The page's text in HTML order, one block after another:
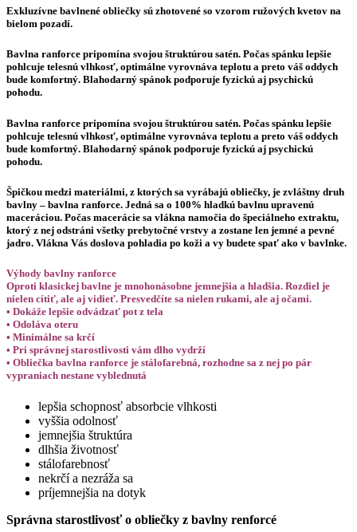
Exkluzívne bavlnené obliečky sú zhotovené so vzorom ružových kvetov na
bielom pozadí.
Bavlna ranforce pripomína svojou štruktúrou satén. Počas spánku lepšie
pohlcuje telesnú vlhkosť, optimálne vyrovnáva teplotu a preto váš oddych
bude komfortný. Blahodarný spánok podporuje fyzickú aj psychickú
pohodu.
Bavlna ranforce pripomína svojou štruktúrou satén. Počas spánku lepšie
pohlcuje telesnú vlhkosť, optimálne vyrovnáva teplotu a preto váš oddych
bude komfortný. Blahodarný spánok podporuje fyzickú aj psychickú
pohodu.
Špičkou medzi materiálmi, z ktorých sa vyrábajú obliečky, je zvláštny druh
bavlny – bavlna ranforce. Jedná sa o 100% hladkú bavlnu upravenú
maceráciou. Počas macerácie sa vlákna namočia do špeciálneho extraktu,
ktorý z nej odstráni všetky prebytočné vrstvy a zostane len jemné a pevné
jadro. Vlákna Vás doslova pohladia po koži a vy budete spať ako v bavlnke.
Výhody bavlny ranforce
Oproti klasickej bavlne je mnohonásobne jemnejšia a hladšia. Rozdiel je
nielen cítiť, ale aj vidieť. Presvedčíte sa nielen rukami, ale aj očami.
• Dokáže lepšie odvádzať pot z tela
• Odoláva oteru
• Minimálne sa krčí
• Pri správnej starostlivosti vám dlho vydrží
• Obliečka bavlna ranforce je stálofarebná, rozhodne sa z nej po pár
vypraniach nestane vyblednutá
lepšia schopnosť absorbcie vlhkosti
vyššia odolnosť
jemnejšia štruktúra
dlhšia životnosť
stálofarebnosť
nekrčí a nezráža sa
príjemnejšia na dotyk
Správna starostlivosť o obliečky z bavlny renforcé